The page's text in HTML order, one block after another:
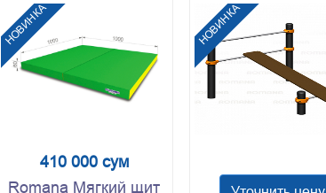
НОВИНКА
410 000 сум
Romana Мягкий щит
НОВИНКА